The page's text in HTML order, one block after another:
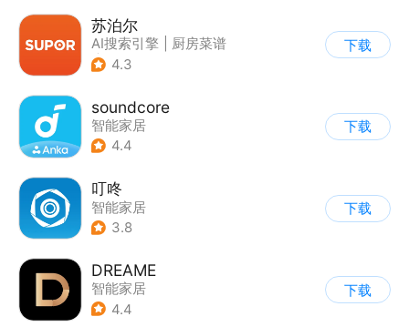
苏泊尔
AI搜索引擎
厨房菜谱
| 智能家居
4.3
下载
soundcore
智能家居
4.4
下载
叮咚
智能家居
3.8
下载
DREAME
智能家居
4.4
下载